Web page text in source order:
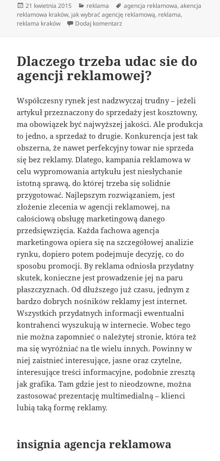
Data
publikacji
21 kwietnia 2015 Kategorie
reklama Tagi
agencja reklamowa,akencja
reklamowa kraków, jak wybrać agencję reklamową, reklama,
reklama kraków
Dodaj komentarz
Dlaczego trzeba udac sie do
agencji reklamowej?
Współczesny rynek jest nadzwyczaj trudny – jeżeli
artykuł przeznaczony do sprzedaży jest kosztowny,
ma obowiązek być najwyższej jakości. Ale produkcja
to jedno, a sprzedaż to drugie. Konkurencja jest tak
obszerna, że nawet perfekcyjny towar nie sprzeda
się bez reklamy. Dlatego, kampania reklamowa w
celu wypromowania artykułu jest niesłychanie
istotną sprawą, do której trzeba się solidnie
przygotować. Najlepszym rozwiązaniem, jest
złożenie zlecenia w agencji reklamowej, na
całościową obsługę marketingową danego
przedsięwzięcia. Każda fachowa agencja
marketingowa opiera się na szczegółowej analizie
rynku, dopiero potem podejmuje decyzję, co do
sposobu promocji. By reklama odniosła przydatny
skutek, konieczne jest prowadzenie jej na paru
płaszczyznach. Od dłuższego już czasu, jednym z
bardzo dobrych nośników reklamy jest internet.
Wszystkich przydatnych informacji ewentualni
kontrahenci wyszukują w internecie. Wobec tego
nie można zapomnieć o należytej stronie, która też
ma się wyróżniać na tle wielu innych. Powinny w
niej zaistnieć interesujące, jasne oraz czytelne,
interesujące treści informacyjne, podobnie zresztą
jak grafika. Tam gdzie jest to nieodzowne, można
zastosować prezentację multimedialną – klienci
lubią taką formę reklamy.
insignia agencja reklamowa